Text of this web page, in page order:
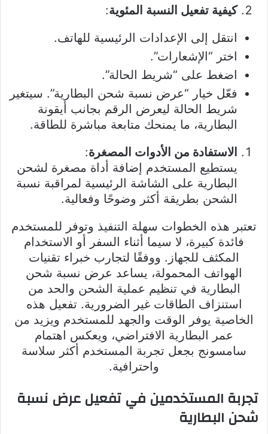
كيفية تفعيل النسبة المئوية:
انتقل إلى الإعدادات الرئيسية للهاتف.
اختر “الإشعارات”.
اضغط على “شريط الحالة”.
فعّل خيار “عرض نسبة شحن البطارية”. سيتغير
شريط الحالة ليعرض الرقم بجانب أيقونة
البطارية، ما يمنحك متابعة مباشرة للطاقة.
الاستفادة من الأدوات المصغرة:
يستطيع المستخدم إضافة أداة مصغرة لشحن
البطارية على الشاشة الرئيسية لمراقبة نسبة
الشحن بطريقة أكثر وضوحًا وفعالية.
تعتبر هذه الخطوات سهلة التنفيذ وتوفر للمستخدم
فائدة كبيرة، لا سيما أثناء السفر أو الاستخدام
المكثف للجهاز. ووفقًا لتجارب خبراء تقنيات
الهواتف المحمولة، يساعد عرض نسبة شحن
البطارية في تنظيم عملية الشحن والحد من
استنزاف الطاقات غير الضرورية. تفعيل هذه
الخاصية يوفر الوقت والجهد للمستخدم ويزيد من
عمر البطارية الافتراضي، ويعكس اهتمام
سامسونج بجعل تجربة المستخدم أكثر سلاسة
واحترافية.
تجربة المستخدمين في تفعيل عرض نسبة
شحن البطارية